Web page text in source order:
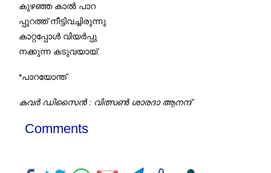
കുഴഞ്ഞ കാൽ പാറ
പ്പുറത്ത് നീട്ടിവച്ചിരുന്നു
കാറ്റപ്പോൾ വിയർപ്പു
നക്കുന്ന കടുവയായ്‌.
*പാറയോന്ത്
കവർ ഡിസൈൻ : വിത്സൺ ശാരദാ ആനന്ദ്
Comments